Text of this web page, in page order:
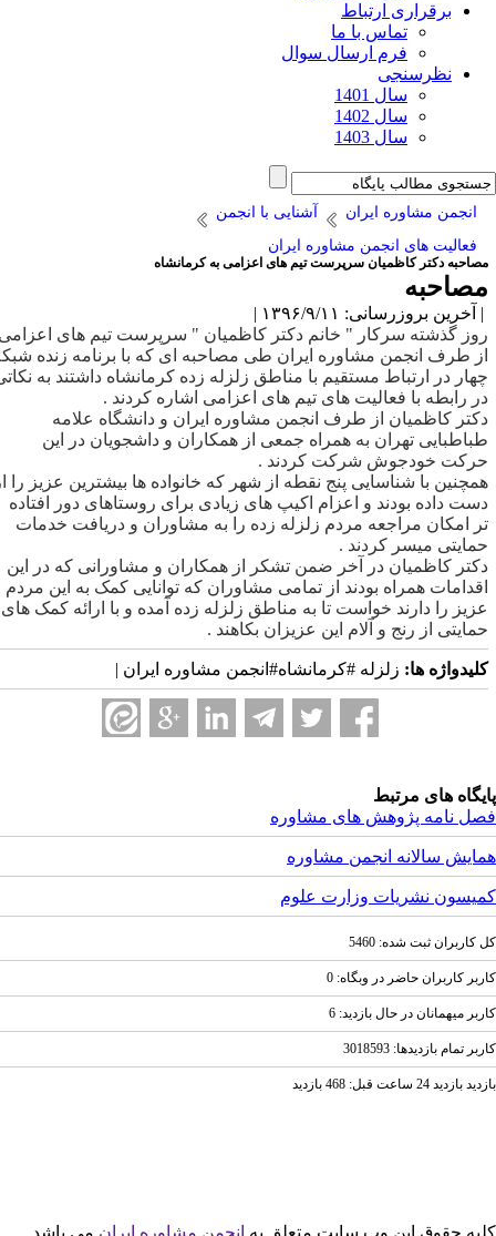
برقراری ارتباط
تماس با ما
فرم ارسال سوال
نظرسنجی
سال 1401
سال 1402
سال 1403
انجمن مشاوره ایران
آشنایی با انجمن
فعالیت های انجمن مشاوره ایران
دکتر کاظمیان سرپرست تیم های اعزامی به کرمانشاه
بروزرسانی: ۱۳۹۶/۹/۱۱ |
گذشته سرکار " خانم دکتر کاظمیان " سرپرست تیم های اعزامی
طرف انجمن مشاوره ایران طی مصاحبه ای که با برنامه زنده شبکه
در ارتباط مستقیم با مناطق زلزله زده کرمانشاه داشتند به نکاتی
رابطه با فعالیت های تیم های اعزامی اشاره کردند .
کاظمیان از طرف انجمن مشاوره ایران و دانشگاه علامه
تهران به همراه جمعی از همکاران و داشجویان در این
خودجوش شرکت کردند .
با شناسایی پنج نقطه از شهر که خانواده ها بیشترین عزیز را از
داده بودند و اعزام اکیپ های زیادی برای روستاهای دور افتاده
امکان مراجعه مردم زلزله زده را به مشاوران و دریافت خدمات
میسر کردند .
کاظمیان در آخر ضمن تشکر از همکاران و مشاورانی که در این
همراه بودند از تمامی مشاوران که توانایی کمک به این مردم
را دارند خواست تا به مناطق زلزله زده آمده و با ارائه کمک های
از رنج و آلام این عزیزان بکاهند .
ها:زلزله #کرمانشاه#انجمن مشاوره ایران |
های مرتبط
نامه پژوهش های مشاوره
سالانه انجمن مشاوره
نشریات وزارت علوم
ثبت شده: 5460
کاربران حاضر در وبگاه: 0
ميهمانان در حال بازديد: 6
تمام بازديد‌ها: 3018593
24 ساعت قبل: 468 بازدید
حقوق این وب سایت متعلق بهانجمن مشاوره ایران می باشد.